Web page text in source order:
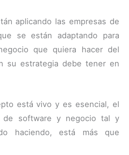
aplicando las empresas de
se están adaptando para
que quiera hacer del
su estrategia debe tener en
está vivo y es esencial, el
de software y negocio tal y
haciendo, está más que